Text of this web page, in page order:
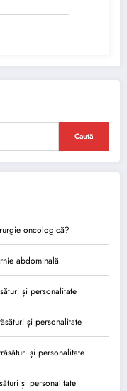
Caută
oncologică?
abdominală
și personalitate
și personalitate
și personalitate
și personalitate